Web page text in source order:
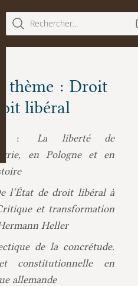
Rechercher...
thème : Droit
libéral
:
La liberté de
en Pologne et en
l’État de droit libéral à
et transformation
Heller
de la concrétude.
constitutionnelle en
allemande